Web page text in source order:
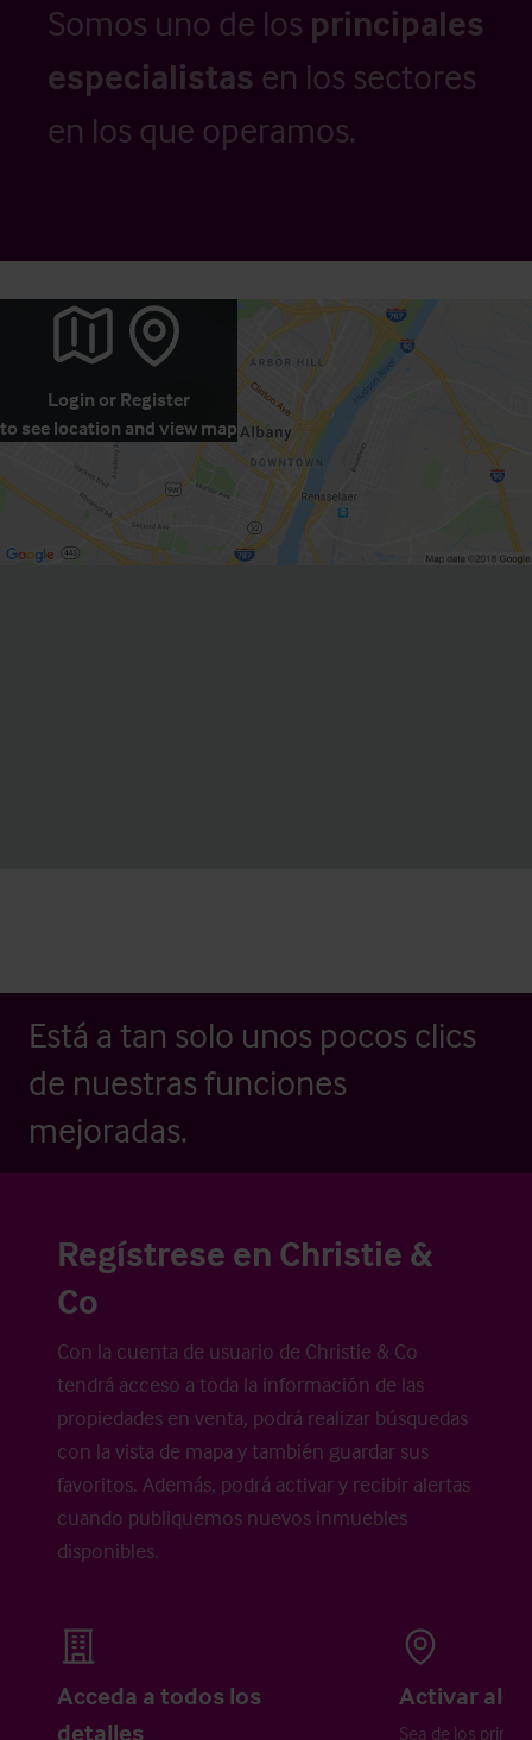
Somos uno de los principales
especialistas en los sectores
en los que operamos.
Login or Register
to see location and view map
Está a tan solo unos pocos clics
de nuestras funciones
mejoradas.
Regístrese en Christie &
Co
Con la cuenta de usuario de Christie & Co
tendrá acceso a toda la información de las
propiedades en venta, podrá realizar búsquedas
con la vista de mapa y también guardar sus
favoritos. Además, podrá activar y recibir alertas
cuando publiquemos nuevos inmuebles
disponibles.
Acceda a todos los
detalles
Activar
Sea de los